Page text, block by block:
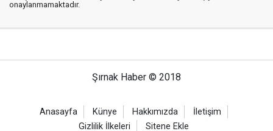
onaylanmamaktadır.
Şırnak Haber © 2018
Anasayfa Künye Hakkımızda
İletişim
Gizlilik İlkeleri
Sitene Ekle